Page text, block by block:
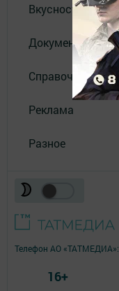
Вкусности
Документы
Справочник
Реклама
Разное
Телефон АО «ТАТМЕДИА»:
16+